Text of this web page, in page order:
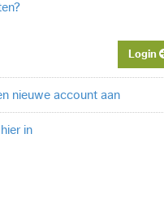
Login
nieuwe account aan
in